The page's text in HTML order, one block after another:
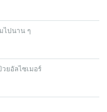
ไปนาน ๆ
ยอัลไซเมอร์